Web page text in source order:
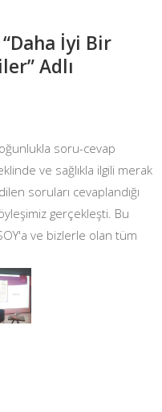
İyi Bir
Adlı
soru-cevap
ve sağlıkla ilgili merak
soruları cevaplandığı
gerçekleşti. Bu
ve bizlerle olan tüm